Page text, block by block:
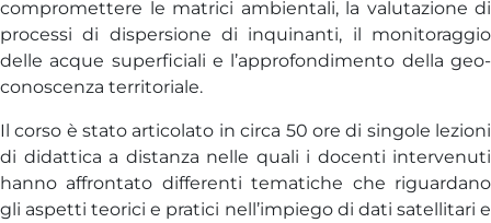
compromettere le matrici ambientali, la valutazione di
processi di dispersione di inquinanti, il monitoraggio
delle acque superficiali e l’approfondimento della geo-
conoscenza territoriale.
Il corso è stato articolato in circa 50 ore di singole lezioni
di didattica a distanza nelle quali i docenti intervenuti
hanno affrontato differenti tematiche che riguardano
gli aspetti teorici e pratici nell’impiego di dati satellitari e